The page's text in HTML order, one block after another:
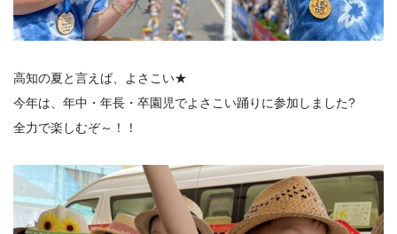
高知の夏と言えば、よさこい★
今年は、年中・年長・卒園児でよさこい踊りに参加しました?
全力で楽しむぞ～！！